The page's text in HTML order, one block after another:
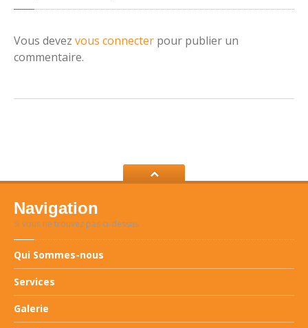
Vous devez vous connecter pour publier un
commentaire.
Navigation
Si vous ne trouvez pas ci-dessus
Qui Sommes-nous
Services
Galerie